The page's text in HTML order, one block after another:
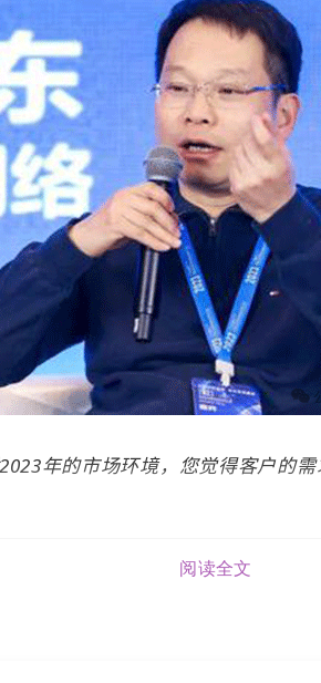
年的市场环境，您觉得客户的
放开的时候，我们和大家一样对疫
冲的时候，现实却给我们所有
加上中美争斗，让所有企业都压缩
阅读全文